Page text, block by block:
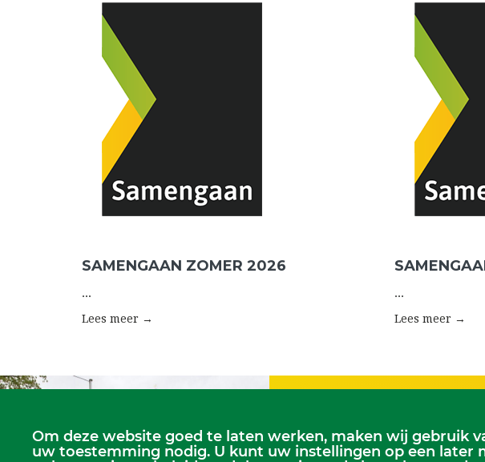
SAMENGAAN ZOMER 2026
...
Lees meer →
...
Lees meer →
Zondagse dienst:
Om deze website goed te laten werken, maken wij gebruik
uw toestemming nodig. U kunt uw instellingen op een later